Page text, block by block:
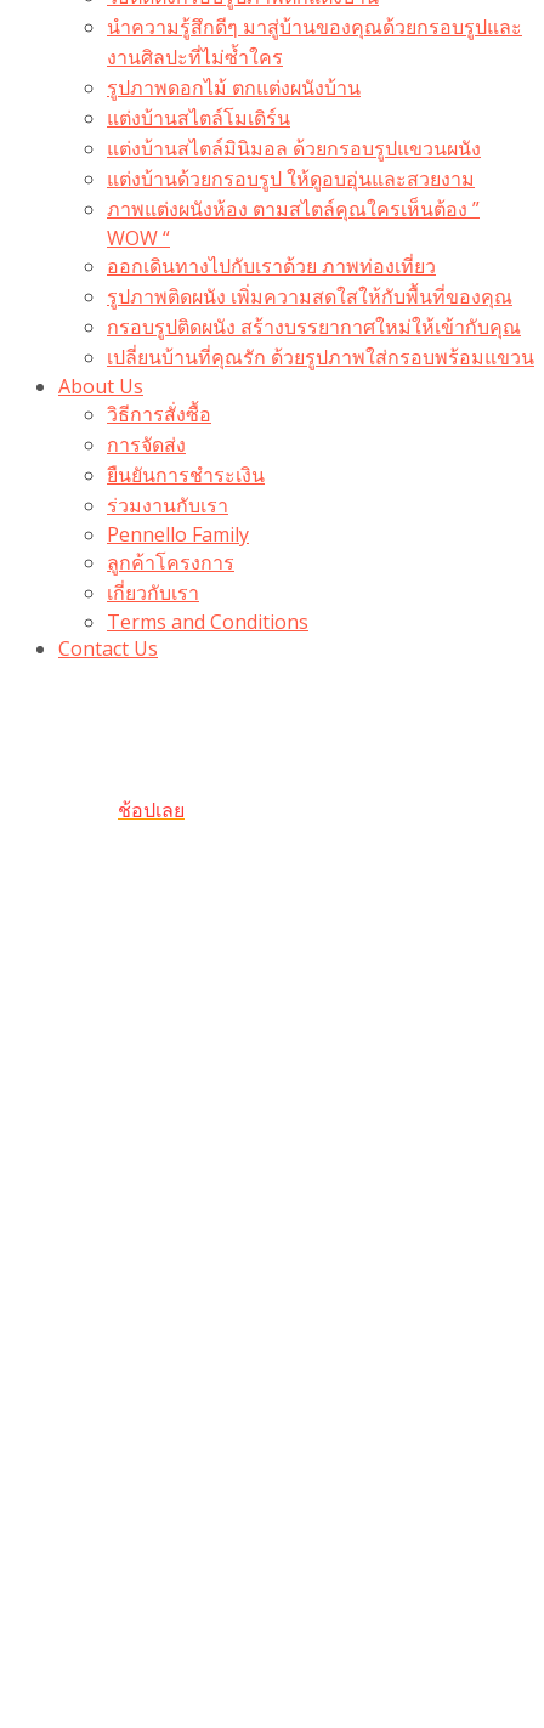
นำความรู้สึกดีๆ มาสู่บ้านของคุณด้วยกรอบรูปและ
งานศิลปะที่ไม่ซ้ำใคร
รูปภาพดอกไม้ ตกแต่งผนังบ้าน
แต่งบ้านสไตล์โมเดิร์น
แต่งบ้านสไตล์มินิมอล ด้วยกรอบรูปแขวนผนัง
แต่งบ้านด้วยกรอบรูป ให้ดูอบอุ่นและสวยงาม
ภาพแต่งผนังห้อง ตามสไตล์คุณใครเห็นต้อง ”
WOW “
ออกเดินทางไปกับเราด้วย ภาพท่องเที่ยว
รูปภาพติดผนัง เพิ่มความสดใสให้กับพื้นที่ของคุณ
กรอบรูปติดผนัง สร้างบรรยากาศใหม่ให้เข้ากับคุณ
เปลี่ยนบ้านที่คุณรัก ด้วยรูปภาพใส่กรอบพร้อมแขวน​
About Us
วิธีการสั่งซื้อ
การจัดส่ง
ยืนยันการชำระเงิน
ร่วมงานกับเรา
Pennello Family
ลูกค้าโครงการ
เกี่ยวกับเรา
Terms and Conditions
Contact Us
ช้อปเลย